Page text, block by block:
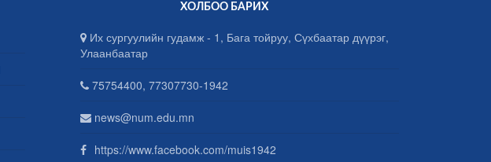
ХОЛБОО БАРИХ
Их сургуулийн гудамж - 1, Бага тойруу, Сүхбаатар дүүрэг,
Улаанбаатар
75754400, 77307730-1942
news@num.edu.mn
https://www.facebook.com/muis1942